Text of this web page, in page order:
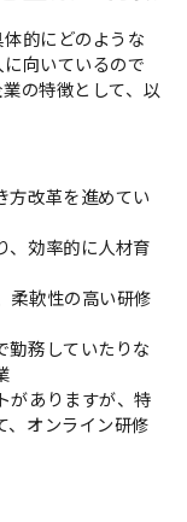
的にどのような
向いているので
の特徴として、以
方改革を進めてい
、効率的に人材育
柔軟性の高い研修
勤務していたりな
がありますが、特
、オンライン研修